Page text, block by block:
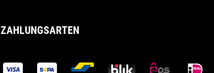
ZAHLUNGSARTEN